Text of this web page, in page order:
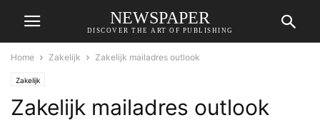
NEWSPAPER
DISCOVER THE ART OF PUBLISHING
Home Zakelijk Zakelijk mailadres outlook
Zakelijk
Zakelijk mailadres outlook